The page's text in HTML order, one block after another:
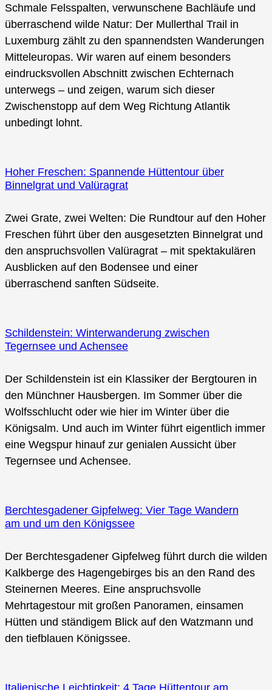
Schmale Felsspalten, verwunschene Bachläufe und
überraschend wilde Natur: Der Mullerthal Trail in
Luxemburg zählt zu den spannendsten Wanderungen
Mitteleuropas. Wir waren auf einem besonders
eindrucksvollen Abschnitt zwischen Echternach
unterwegs – und zeigen, warum sich dieser
Zwischenstopp auf dem Weg Richtung Atlantik
unbedingt lohnt.
Hoher Freschen: Spannende Hüttentour über
Binnelgrat und Valüragrat
Zwei Grate, zwei Welten: Die Rundtour auf den Hoher
Freschen führt über den ausgesetzten Binnelgrat und
den anspruchsvollen Valüragrat – mit spektakulären
Ausblicken auf den Bodensee und einer
überraschend sanften Südseite.
Schildenstein: Winterwanderung zwischen
Tegernsee und Achensee
Der Schildenstein ist ein Klassiker der Bergtouren in
den Münchner Hausbergen. Im Sommer über die
Wolfsschlucht oder wie hier im Winter über die
Königsalm. Und auch im Winter führt eigentlich immer
eine Wegspur hinauf zur genialen Aussicht über
Tegernsee und Achensee.
Berchtesgadener Gipfelweg: Vier Tage Wandern
am und um den Königssee
Der Berchtesgadener Gipfelweg führt durch die wilden
Kalkberge des Hagengebirges bis an den Rand des
Steinernen Meeres. Eine anspruchsvolle
Mehrtagestour mit großen Panoramen, einsamen
Hütten und ständigem Blick auf den Watzmann und
den tiefblauen Königssee.